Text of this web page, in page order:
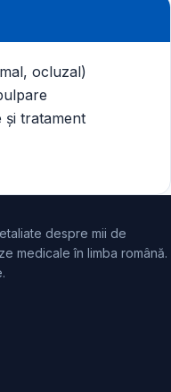
ocluzal)
și tratament
despre mii de
medicale în limba română.